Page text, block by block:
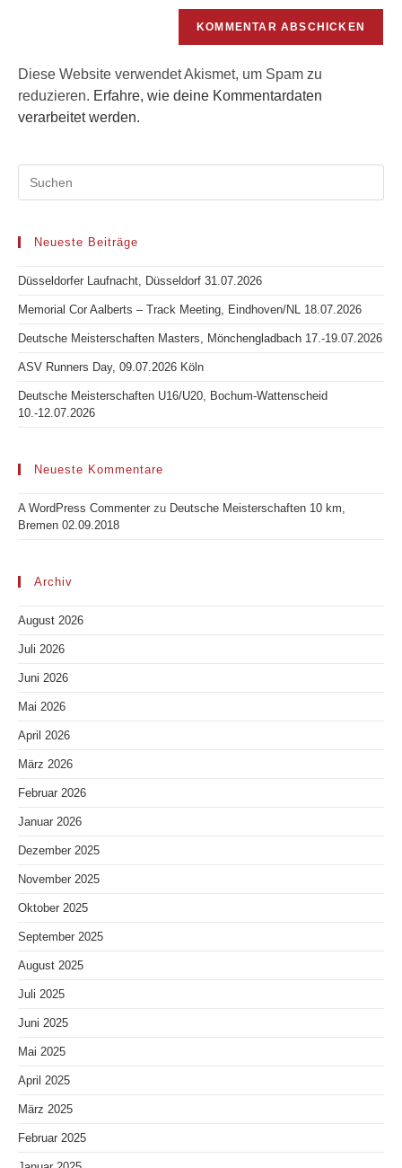
Diese Website verwendet Akismet, um Spam zu
reduzieren. Erfahre, wie deine Kommentardaten
verarbeitet werden.
Neueste Beiträge
Düsseldorfer Laufnacht, Düsseldorf 31.07.2026
Memorial Cor Aalberts – Track Meeting, Eindhoven/NL 18.07.2026
Deutsche Meisterschaften Masters, Mönchengladbach 17.-19.07.2026
ASV Runners Day, 09.07.2026 Köln
Deutsche Meisterschaften U16/U20, Bochum-Wattenscheid
10.-12.07.2026
Neueste Kommentare
A WordPress Commenter zu Deutsche Meisterschaften 10 km,
Bremen 02.09.2018
Archiv
August 2026
Juli 2026
Juni 2026
Mai 2026
April 2026
März 2026
Februar 2026
Januar 2026
Dezember 2025
November 2025
Oktober 2025
September 2025
August 2025
Juli 2025
Juni 2025
Mai 2025
April 2025
März 2025
Februar 2025